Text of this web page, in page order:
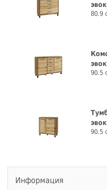
80.9
90.5
90.5
Информация